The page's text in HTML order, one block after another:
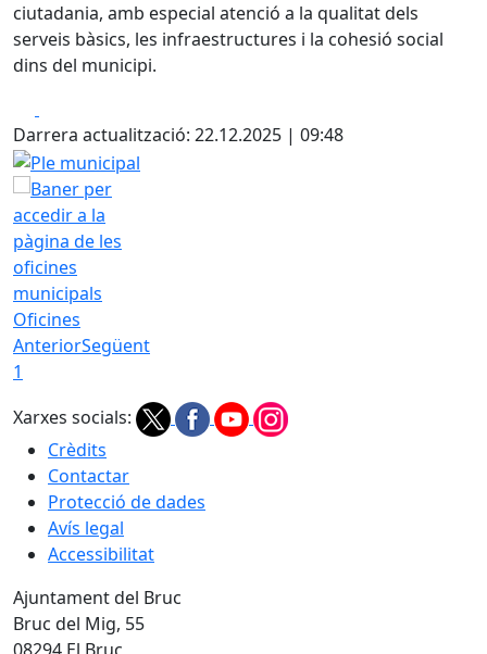
ciutadania, amb especial atenció a la qualitat dels
serveis bàsics, les infraestructures i la cohesió social
dins del municipi.
Darrera actualització: 22.12.2025 | 09:48
Ple municipal
Oficines
AnteriorSegüent
1
Xarxes socials:
Crèdits
Contactar
Protecció de dades
Avís legal
Accessibilitat
Ajuntament del Bruc
Bruc del Mig, 55